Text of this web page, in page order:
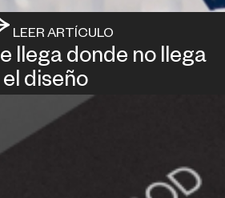
LEER ARTÍCULO
llega donde no llega
el diseño